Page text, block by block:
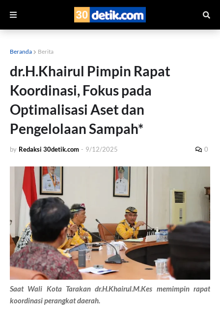
Beranda Berita
dr.H.Khairul Pimpin Rapat
Koordinasi, Fokus pada
Optimalisasi Aset dan
Pengelolaan Sampah*
by Redaksi 30detik.com - 9/12/2025 0
Saat Wali Kota Tarakan dr.H.Khairul.M.Kes memimpin rapat
koordinasi perangkat daerah.